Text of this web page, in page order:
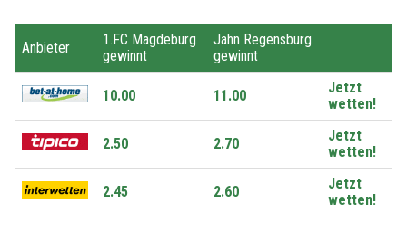
Anbieter
1.FC Magdeburg
gewinnt
Jahn Regensburg
gewinnt
10.00 11.00
Jetzt
wetten!
2.50 2.70
Jetzt
wetten!
2.45 2.60
Jetzt
wetten!